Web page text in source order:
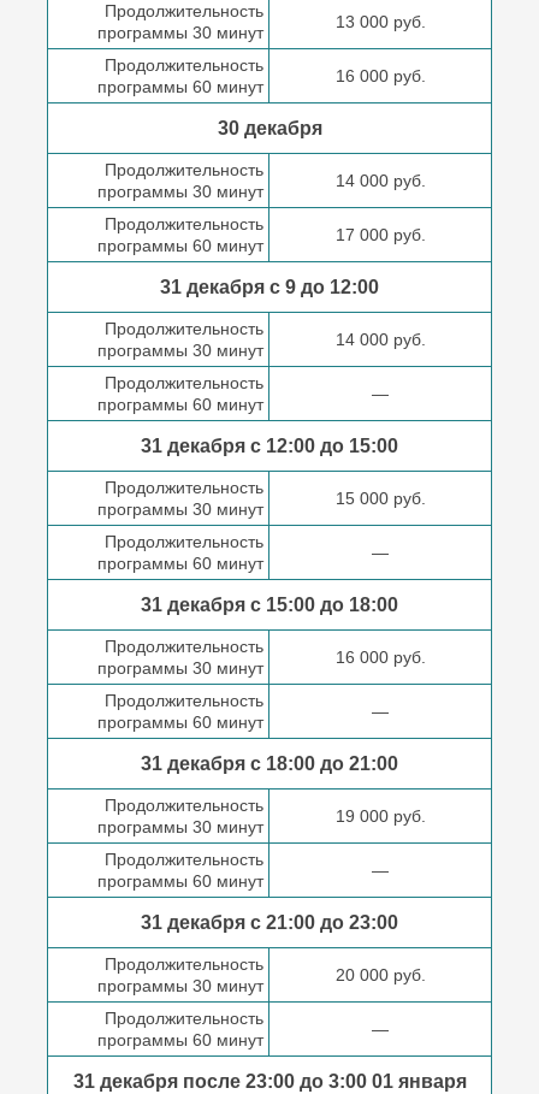
Продолжительность
программы 30 минут
13 000 руб.
Продолжительность
программы 60 минут
16 000 руб.
30 декабря
Продолжительность
программы 30 минут
14 000 руб.
Продолжительность
программы 60 минут
17 000 руб.
31 декабря с 9 до 12:00
Продолжительность
программы 30 минут
14 000 руб.
Продолжительность
программы 60 минут
—
31 декабря с 12:00 до 15:00
Продолжительность
программы 30 минут
15 000 руб.
Продолжительность
программы 60 минут
—
31 декабря с 15:00 до 18:00
Продолжительность
программы 30 минут
16 000 руб.
Продолжительность
программы 60 минут
—
31 декабря с 18:00 до 21:00
Продолжительность
программы 30 минут
19 000 руб.
Продолжительность
программы 60 минут
—
31 декабря с 21:00 до 23:00
Продолжительность
программы 30 минут
20 000 руб.
Продолжительность
программы 60 минут
—
31 декабря после23:00 до 3:0001 января